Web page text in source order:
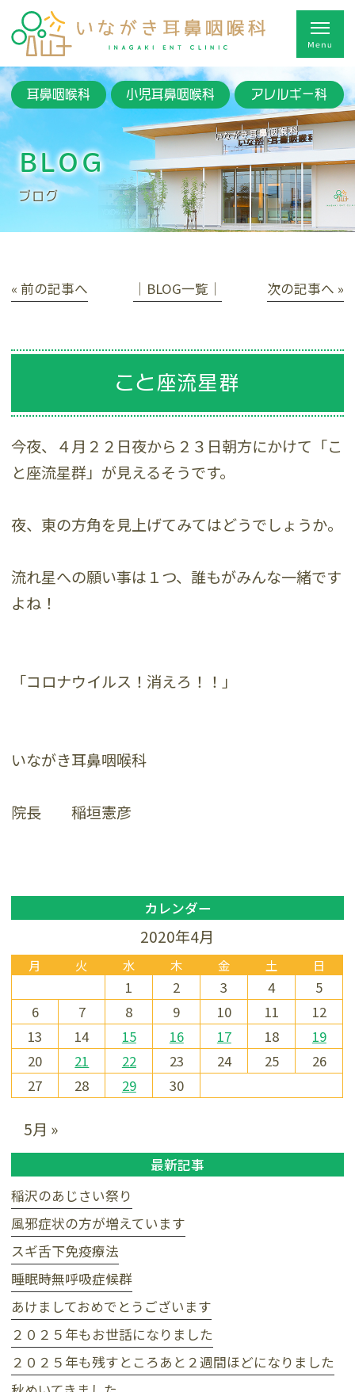
耳鼻咽喉科 小児耳鼻咽喉科 アレルギー科
BLOG
ブログ
« 前の記事へ │BLOG一覧│ 次の記事へ »
こと座流星群
今夜、４月２２日夜から２３日朝方にかけて「こ
と座流星群」が見えるそうです。
夜、東の方角を見上げてみてはどうでしょうか。
流れ星への願い事は１つ、誰もがみんな一緒です
よね！
「コロナウイルス！消えろ！！」
いながき耳鼻咽喉科
院長 稲垣憲彦
カレンダー
2020年4月
月 火 水 木 金 土 日
1 2 3 4
5
6
7 8 9 10 11
12
13
14 15 16 17 18
19
20
21 22 23 24 25
26
27
28 29 30
5月 »
最新記事
稲沢のあじさい祭り
風邪症状の方が増えています
スギ舌下免疫療法
睡眠時無呼吸症候群
あけましておめでとうございます
２０２５年もお世話になりました
２０２５年も残すところあと２週間ほどになりました